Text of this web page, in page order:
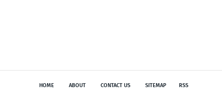
HOME ABOUT CONTACT US SITEMAP RSS